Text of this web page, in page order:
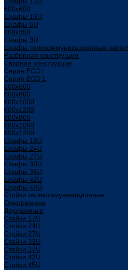
600x600
Шкафы 15U
Шкафы 6U
600x350
Шкафы 9U
Шкафы телекоммуникационные
Разборная конструкция
Сварная конструкция
Серия ECO+
Серия ECO L
600x600
600x800
600х1000
600х1200
800x800
800х1000
800х1200
Шкафы 18U
Шкафы 24U
Шкафы 27U
Шкафы 30U
Шкафы 36U
Шкафы 42U
Шкафы 48U
Стойки телекоммуникационные
Однорамные
Двухрамные
Стойки 17U
Стойки 24U
Стойки 27U
Стойки 33U
Стойки 37U
Стойки 42U
Стойки 45U